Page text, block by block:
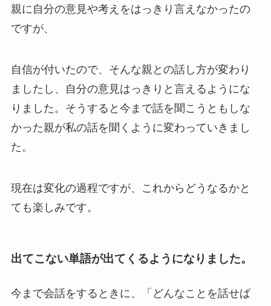
親に自分の意見や考えをはっきり言えなかったの
ですが、
自信が付いたので、そんな親との話し方が変わり
ましたし、自分の意見はっきりと言えるようにな
りました。そうすると今まで話を聞こうともしな
かった親が私の話を聞くように変わっていきまし
た。
現在は変化の過程ですが、これからどうなるかと
ても楽しみです。
出てこない単語が出てくるようになりました。
今まで会話をするときに、「どんなことを話せば